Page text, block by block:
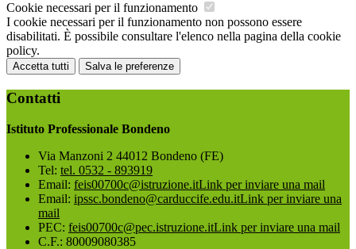
Cookie necessari per il funzionamento
I cookie necessari per il funzionamento non possono essere
disabilitati. È possibile consultare l'elenco nella pagina della cookie
policy.
Accetta tutti Salva le preferenze
Contatti
Istituto Professionale Bondeno
Via Manzoni 2 44012 Bondeno (FE)
Tel: tel. 0532 - 893919
Email: feis00700c@istruzione.itLink per inviare una mail
Email: ipssc.bondeno@carduccife.edu.itLink per inviare una
mail
PEC: feis00700c@pec.istruzione.itLink per inviare una mail
C.F.: 80009080385